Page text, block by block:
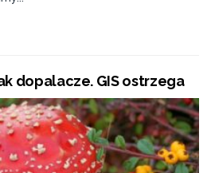
dopalacze. GIS ostrzega